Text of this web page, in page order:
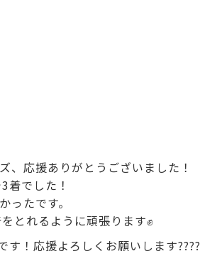
、応援ありがとうございました！
着でした！
ったです。
とれるように頑張ります✊️
！応援よろしくお願いします????